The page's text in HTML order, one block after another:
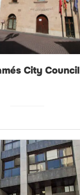
City Council